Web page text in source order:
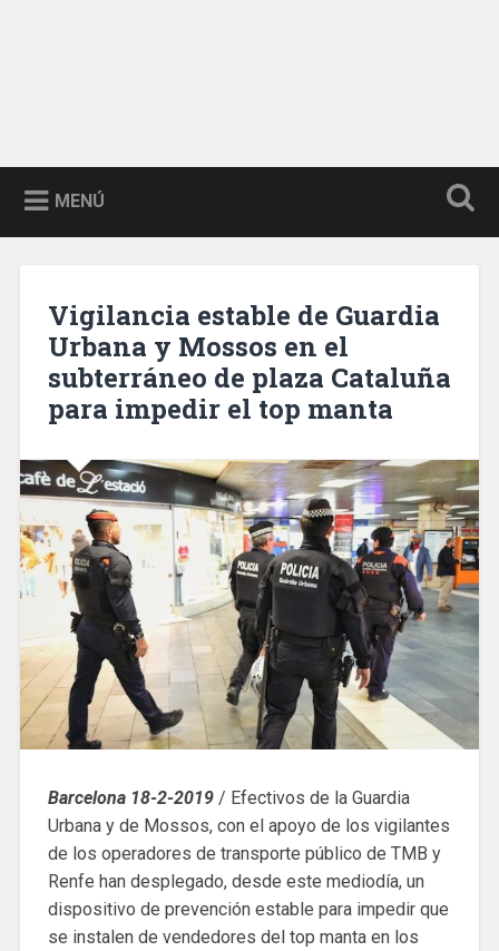
MENÚ
Vigilancia estable de Guardia
Urbana y Mossos en el
subterráneo de plaza Cataluña
para impedir el top manta
Barcelona 18-2-2019/ Efectivos de la Guardia
Urbana y de Mossos, con el apoyo de los vigilantes
de los operadores de transporte público de TMB y
Renfe han desplegado, desde este mediodía, un
dispositivo de prevención estable para impedir que
se instalen de vendedores del top manta en los